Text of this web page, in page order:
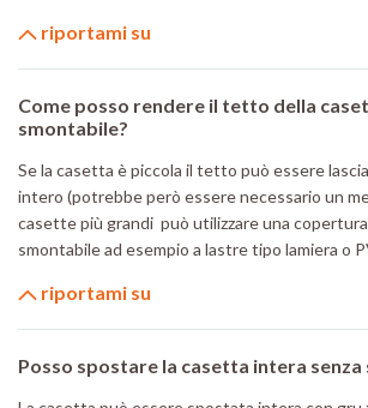
riportami su
Come posso rendere il tetto della
smontabile?
Se la casetta è piccola il tetto può essere
intero (potrebbe però essere necessario un
casette più grandi può utilizzare una
smontabile ad esempio a lastre tipo lamiera o
riportami su
Posso spostare la casetta intera senza